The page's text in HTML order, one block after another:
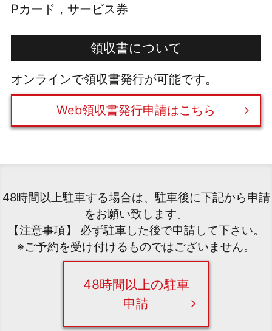
Pカード，サービス券
領収書について
オンラインで領収書発行が可能です。
Web領収書発行申請はこちら
48時間以上駐車する場合は、駐車後に下記から申請
をお願い致します。
【注意事項】 必ず駐車した後で申請して下さい。
※ご予約を受け付けるものではございません。
48時間以上の駐車
申請